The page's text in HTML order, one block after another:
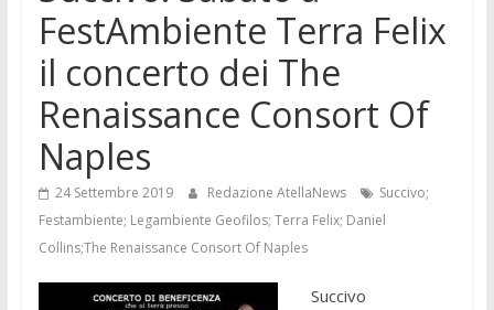
FestAmbiente Terra Felix
il concerto dei The
Renaissance Consort Of
Naples
24 Settembre 2019 Redazione AtellaNews
Succivo;
Festambiente; Legambiente Geofilos; Terra Felix; Daniel
Collins;The Renaissance Consort Of Naples
Succivo